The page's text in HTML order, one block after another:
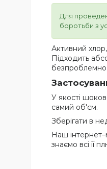
Для
боротьби з
Активний
Підходить
безпроблемно
У якості
самий об'єм.
Зберігати в
Наш
знаємо всі її